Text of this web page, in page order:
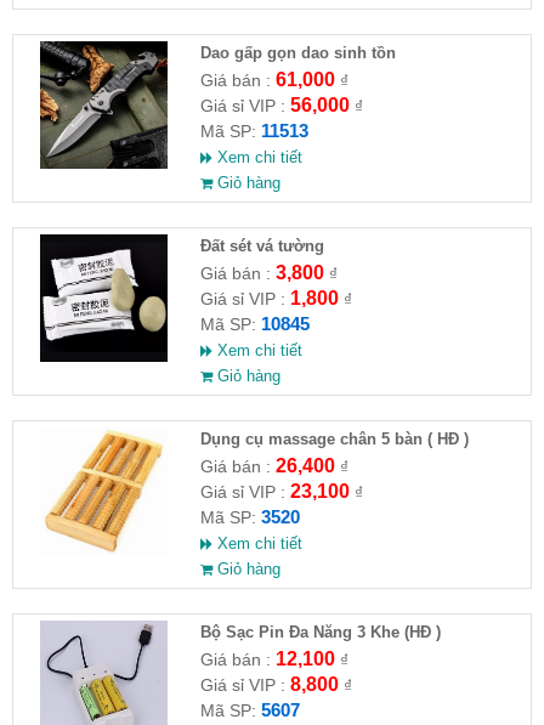
Dao gấp gọn dao sinh tồn
Giá bán : 61,000₫
Giá sỉ VIP : 56,000₫
Mã SP: 11513
Xem chi tiết
Giỏ hàng
Đất sét vá tường
Giá bán : 3,800₫
Giá sỉ VIP : 1,800₫
Mã SP: 10845
Xem chi tiết
Giỏ hàng
Dụng cụ massage chân 5 bàn ( HĐ )
Giá bán : 26,400₫
Giá sỉ VIP : 23,100₫
Mã SP: 3520
Xem chi tiết
Giỏ hàng
Bộ Sạc Pin Đa Năng 3 Khe (HĐ )
Giá bán : 12,100₫
Giá sỉ VIP : 8,800₫
Mã SP: 5607